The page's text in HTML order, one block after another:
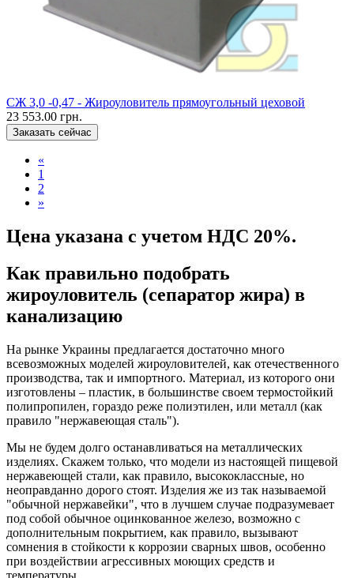
CЖ 3,0 -0,47 - Жироуловитель прямоугольный цеховой
23 553.00 грн.
Заказать сейчас
«
1
2
»
Цена указана с учетом НДС 20%.
Как правильно подобрать
жироуловитель (сепаратор жира) в
канализацию
На рынке Украины предлагается достаточно много
всевозможных моделей жироуловителей, как отечественного
производства, так и импортного. Материал, из которого они
изготовлены – пластик, в большинстве своем термостойкий
полипропилен, гораздо реже полиэтилен, или металл (как
правило "нержавеющая сталь").
Мы не будем долго останавливаться на металлических
изделиях. Скажем только, что модели из настоящей пищевой
нержавеющей стали, как правило, высококлассные, но
неоправданно дорого стоят. Изделия же из так называемой
"обычной нержавейки", что в лучшем случае подразумевает
под собой обычное оцинкованное железо, возможно с
дополнительным покрытием, как правило, вызывают
сомнения в стойкости к коррозии сварных швов, особенно
при воздействии агрессивных моющих средств и